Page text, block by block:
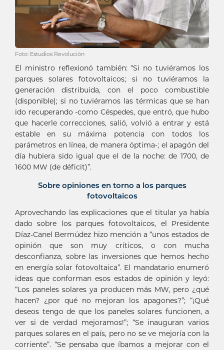
Foto: Estudios Revolución
El ministro reflexionó también: “Si no tuviéramos los
parques solares fotovoltaicos; si no tuviéramos la
generación distribuida, con el poco combustible
(disponible); si no tuviéramos las térmicas que se han
ido recuperando -como Céspedes, que entró, que hubo
que hacerle correcciones, salió, volvió a entrar y está
estable en su máxima potencia con todos los
parámetros en línea, de manera óptima-; el apagón del
día hubiera sido igual que el de la noche: de 1700, de
1600 MW (de déficit)”.
Sobre opiniones en torno a los parques
fotovoltaicos
Aprovechando las explicaciones que el titular ya había
dado sobre los parques fotovoltaicos, el Presidente
Díaz-Canel Bermúdez hizo mención a “unos estados de
opinión que son muy críticos, o con mucha
desconfianza, sobre las inversiones que hemos hecho
en energía solar fotovoltaica”. El mandatario enumeró
ideas que conforman esos estados de opinión y leyó:
“Los paneles solares ya producen más MW, pero ¿qué
hacen? ¿por qué no mejoran los apagones?”; “¡Qué
deseos tengo de que los paneles solares funcionen, a
ver si de verdad mejoramos!”; “Se inauguran varios
parques solares en el país, pero no se ve mejoría con la
corriente”. “Se pensaba que íbamos a mejorar con el